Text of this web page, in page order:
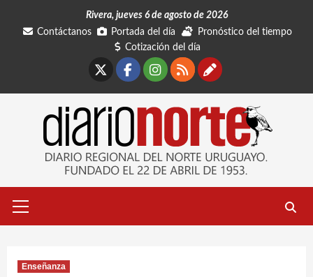
Rivera, jueves 6 de agosto de 2026
Contáctanos
Portada del día
Pronóstico del tiempo
Cotización del día
Facebook
Instagram
RSSContáctanos
primario
Enseñanza